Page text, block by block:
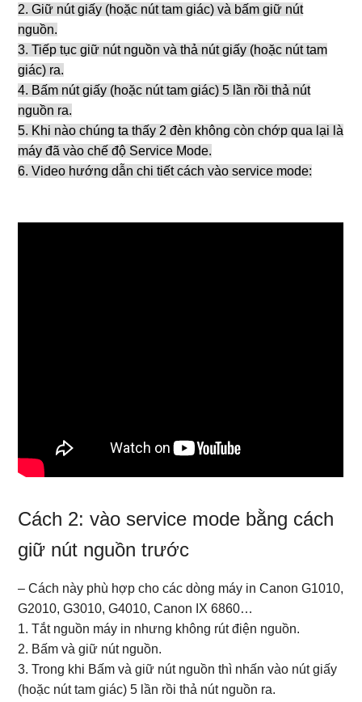
2. Giữ nút giấy (hoặc nút tam giác) và bấm giữ nút
nguồn.
3. Tiếp tục giữ nút nguồn và thả nút giấy (hoặc nút tam
giác) ra.
4. Bấm nút giấy (hoặc nút tam giác) 5 lần rồi thả nút
nguồn ra.
5. Khi nào chúng ta thấy 2 đèn không còn chớp qua lại là
máy đã vào chế độ Service Mode.
6. Video hướng dẫn chi tiết cách vào service mode:
Cách 2: vào service mode bằng cách
giữ nút nguồn trước
– Cách này phù hợp cho các dòng máy in Canon G1010,
G2010, G3010, G4010, Canon IX 6860…
1. Tắt nguồn máy in nhưng không rút điện nguồn.
2. Bấm và giữ nút nguồn.
3. Trong khi Bấm và giữ nút nguồn thì nhấn vào nút giấy
(hoặc nút tam giác) 5 lần rồi thả nút nguồn ra.